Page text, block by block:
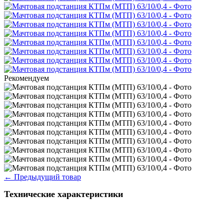
Рекомендуем
← Предыдущий товар
Технические характеристики